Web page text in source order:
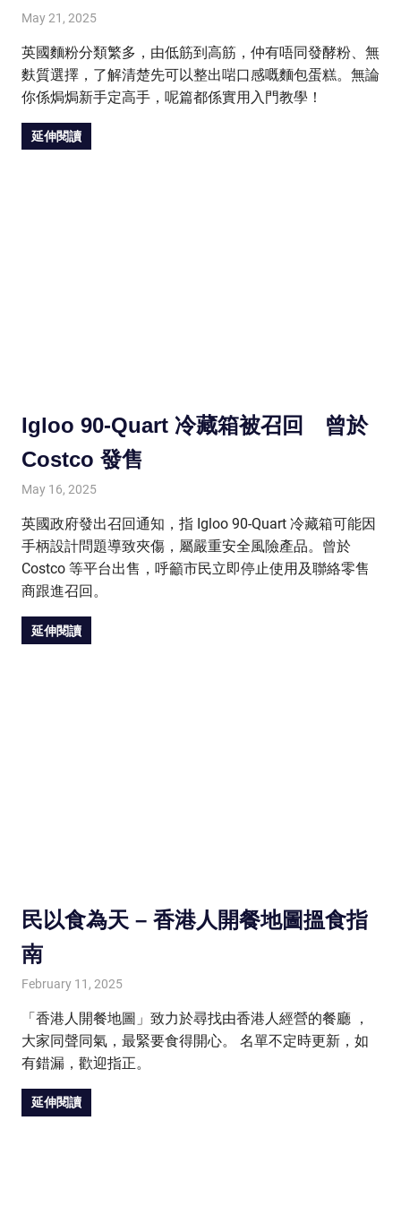
May 21, 2025
英國麵粉分類繁多，由低筋到高筋，仲有唔同發酵粉、無
麩質選擇，了解清楚先可以整出啱口感嘅麵包蛋糕。無論
你係焗焗新手定高手，呢篇都係實用入門教學！
延伸閱讀
Igloo 90-Quart 冷藏箱被召回 曾於
Costco 發售
May 16, 2025
英國政府發出召回通知，指 Igloo 90-Quart 冷藏箱可能因
手柄設計問題導致夾傷，屬嚴重安全風險產品。曾於
Costco 等平台出售，呼籲市民立即停止使用及聯絡零售
商跟進召回。
延伸閱讀
民以食為天 – 香港人開餐地圖搵食指
南
February 11, 2025
「香港人開餐地圖」致力於尋找由香港人經營的餐廳 ，
大家同聲同氣，最緊要食得開心。 名單不定時更新，如
有錯漏，歡迎指正。
延伸閱讀